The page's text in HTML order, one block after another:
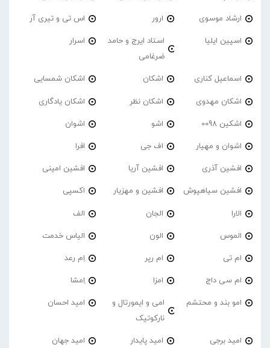
ارشاد موسوی ارور اس تی و تیری آر
اسپین ایلیا
استاد ایرج و حامد
ضرغامی
اسرار
اسماعیل کناری اشکان اشکان شمسایی
اشکان مهدوی اشکان نظر اشکان یادگاری
اشکین 0098 اشو اشوان
اشوان و مهیار اف جی افرا
افشین آذری افشین آریا افشین امینی
افشین سیاهپوش افشین و مهزیار اکسپی
الارا الجان الف
الموس الون الیاس خدمت
ام تی ام رپر اِم رعد
ام سی داج امزا اِمشا
امو بند و محتشم
امی و ایمورتال و
نارکوتیک
امید احسان
امید برجی امید پایدار امید جهان